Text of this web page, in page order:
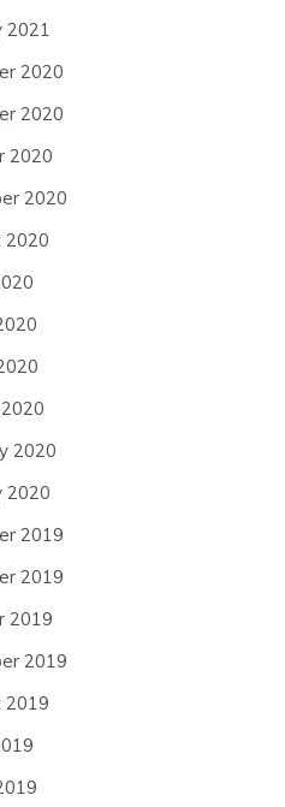
2021
2020
2020
2020
2020
2020
2020
2020
2019
2019
2019
2019
2019